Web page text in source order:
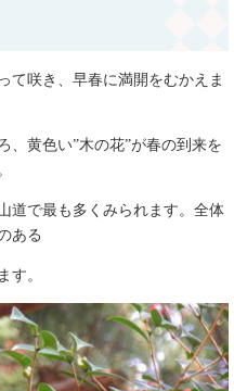
て咲き、早春に満開をむかえま
、黄色い”木の花”が春の到来を
道で最も多くみられます。全体
ある
す。